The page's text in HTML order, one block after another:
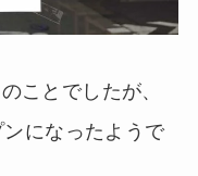
ことでしたが、
ンになったようで